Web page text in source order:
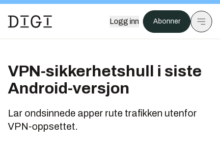
Logg inn Abonner
VPN-sikkerhetshull i siste
Android-versjon
Lar ondsinnede apper rute trafikken utenfor
VPN-oppsettet.